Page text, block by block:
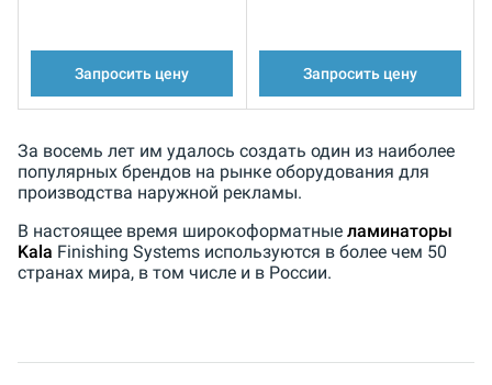
Запросить цену Запросить цену
За восемь лет им удалось создать один из наиболее
популярных брендов на рынке оборудования для
производства наружной рекламы.
В настоящее время широкоформатные ламинаторы
Kala Finishing Systems используются в более чем 50
странах мира, в том числе и в России.